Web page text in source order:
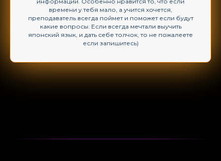
времени у тебя мало, а учится хочется,
преподаватель всегда поймет и поможет если будут
какие вопросы. Если всегда мечтали выучить
японский язык, и дать себе толчок, то не пожалеете
если запишитесь)